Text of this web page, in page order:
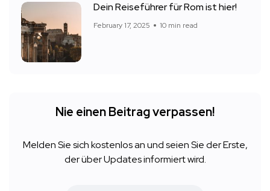
Dein Reiseführer für Rom ist hier!
February 17, 2025 10 min read
Nie einen Beitrag verpassen!
Melden Sie sich kostenlos an und seien Sie der Erste,
der über Updates informiert wird.